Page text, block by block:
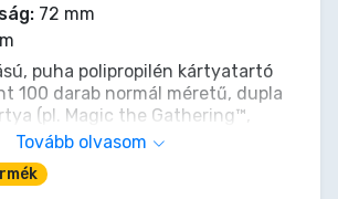
72 mm
puha polipropilén kártyatartó
100 darab normál méretű, dupla
(pl. Magic the Gathering™,
védelmére és archívbiztos
Tovább olvasom